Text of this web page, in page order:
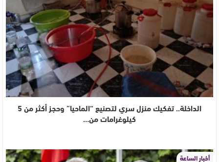
الداخلة.. تفكيك منزل سري لتصنيع “الماحيا” وحجز أكثر من 5
كيلوغرامات من…
أخبار الساعة